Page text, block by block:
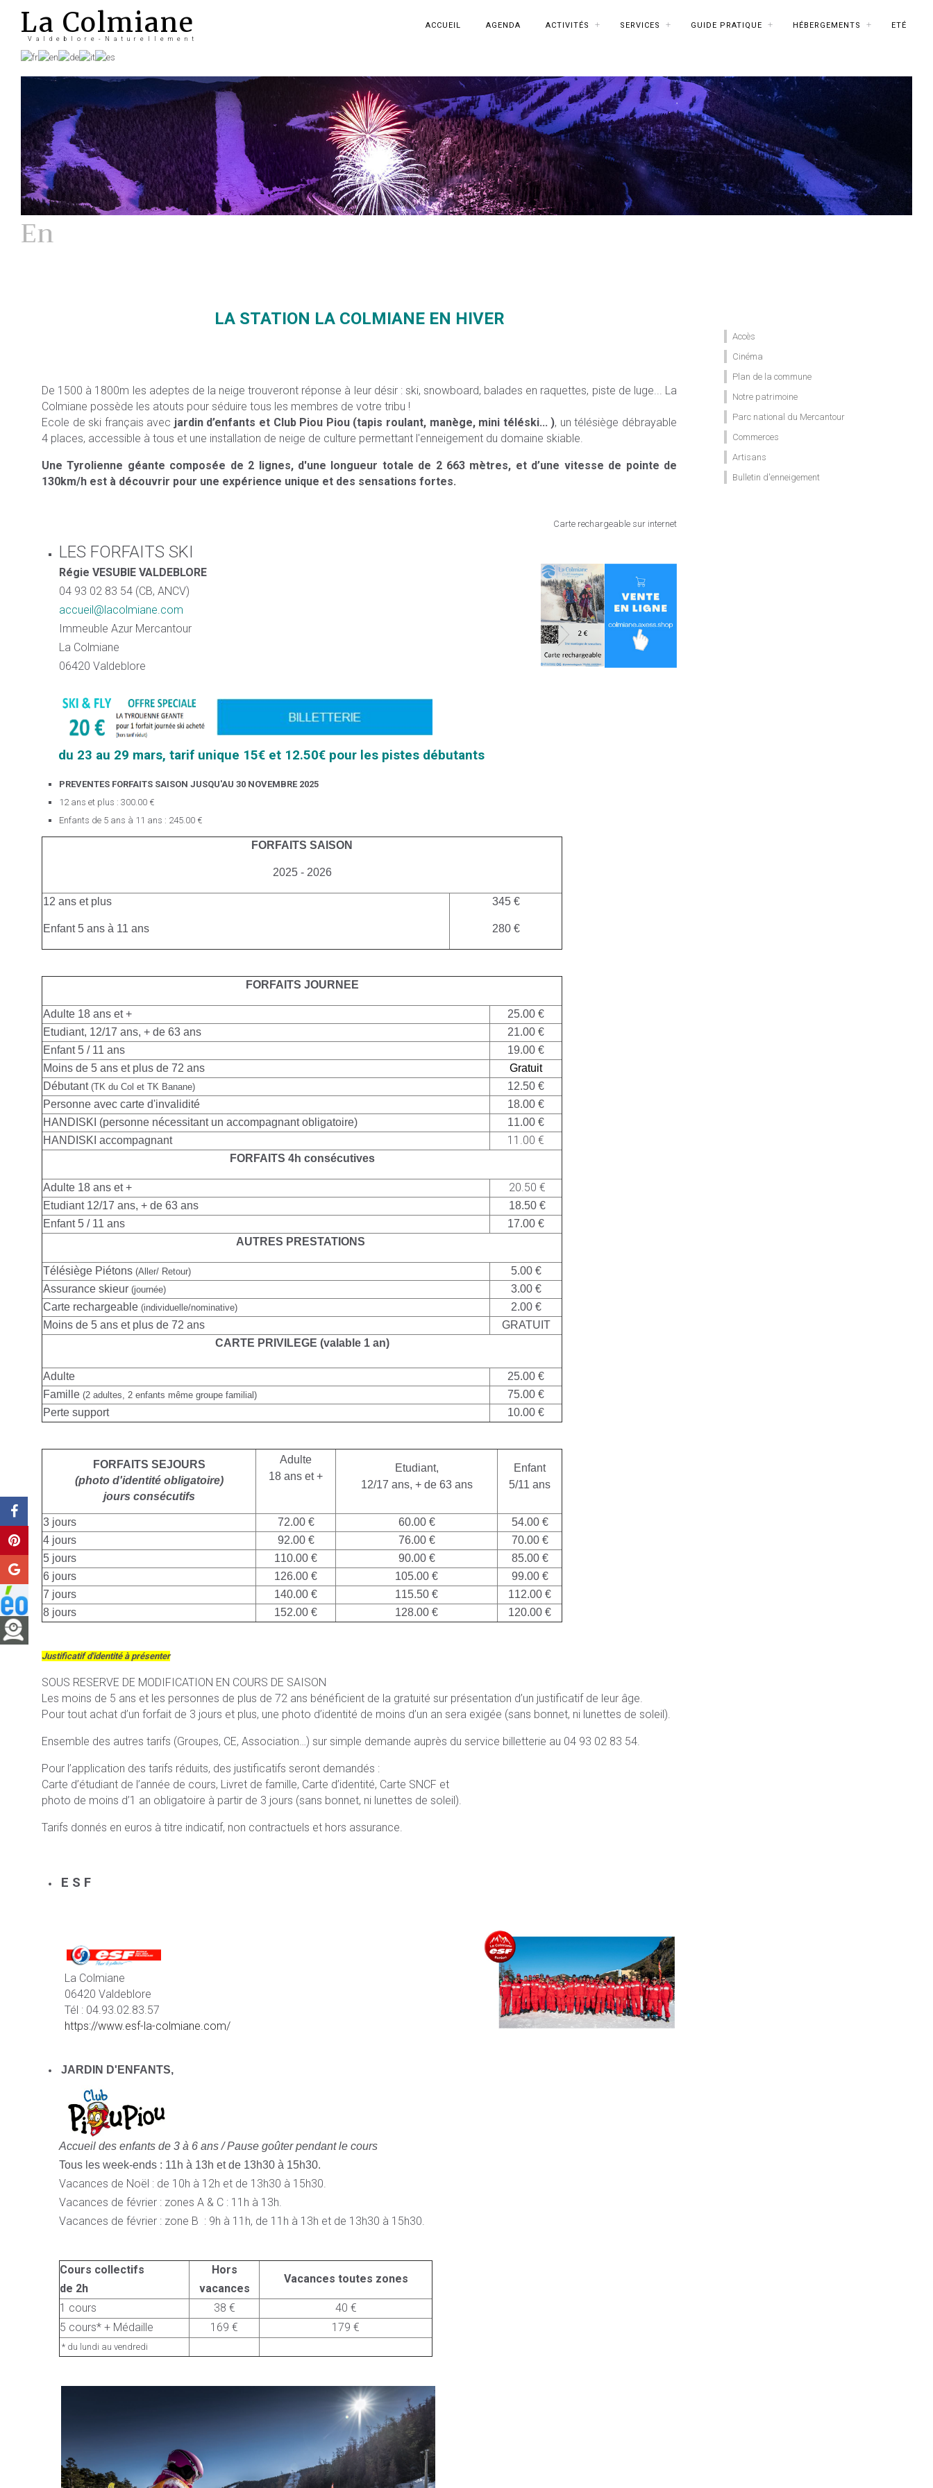
La Colmiane
Valdeblore-Naturellement
ACCUEIL AGENDA ACTIVITÉS SERVICES GUIDE PRATIQUE HÉBERGEMENTS ETÉ
En
Accès
Cinéma
Plan de la commune
Notre patrimoine
Parc national du Mercantour
Commerces
Artisans
Bulletin d'enneigement
LA STATION LA COLMIANE EN HIVER
De 1500 à 1800m les adeptes de la neige trouveront réponse à leur désir : ski, snowboard, balades en raquettes, piste de luge... La
Colmiane possède les atouts pour séduire tous les membres de votre tribu !
Ecole de ski français avec jardin d’enfants et Club Piou Piou (tapis roulant, manège, mini téléski... ), un télésiège débrayable
4 places, accessible à tous et une installation de neige de culture permettant l'enneigement du domaine skiable.
Une Tyrolienne géante composée de 2 lignes, d'une longueur totale de 2 663 mètres, et d’une vitesse de pointe de
130km/h est à découvrir pour une expérience unique et des sensations fortes.
Carte rechargeable sur internet
LES FORFAITS SKI
Régie VESUBIE VALDEBLORE
04 93 02 83 54 (CB, ANCV)
accueil@lacolmiane.com
Immeuble Azur Mercantour
La Colmiane
06420 Valdeblore
du 23 au 29 mars, tarif unique 15€ et 12.50€ pour les pistes débutants
PREVENTES FORFAITS SAISON JUSQU'AU 30 NOVEMBRE 2025
12 ans et plus : 300.00 €
Enfants de 5 ans à 11 ans : 245.00 €
FORFAITS SAISON
2025 - 2026
12 ans et plus
Enfant 5 ans à 11 ans
345 €
280 €
FORFAITS JOURNEE
Adulte 18 ans et +
25.00 €
Etudiant, 12/17 ans, + de 63 ans
21.00 €
Enfant 5 / 11 ans
19.00 €
Moins de 5 ans et plus de 72 ans
Gratuit
Débutant (TK du Col et TK Banane)
12.50 €
Personne avec carte d'invalidité
18.00 €
HANDISKI (personne nécessitant un accompagnant obligatoire)
11.00 €
HANDISKI accompagnant
11.00 €
FORFAITS 4h consécutives
Adulte 18 ans et + 20.50 €
Etudiant 12/17 ans, + de 63 ans
18.50 €
Enfant 5 / 11 ans
17.00 €
AUTRES PRESTATIONS
Télésiège Piétons (Aller/ Retour)
5.00 €
Assurance skieur (journée)
3.00 €
Carte rechargeable (individuelle/nominative)
2.00 €
Moins de 5 ans et plus de 72 ans
GRATUIT
CARTE PRIVILEGE (valable 1 an)
Adulte
25.00 €
Famille (2 adultes, 2 enfants même groupe familial)
75.00 €
Perte support
10.00 €
FORFAITS SEJOURS
(photo d'identité obligatoire)
jours consécutifs
Adulte
18 ans et +
Etudiant,
12/17 ans, + de 63 ans
Enfant
5/11 ans
3 jours 72.00 € 60.00 €
54.00 €
4 jours
92.00 € 76.00 €
70.00 €
5 jours
110.00 € 90.00 €
85.00 €
6 jours
126.00 € 105.00 €
99.00 €
7 jours
140.00 € 115.50 €
112.00 €
8 jours
152.00 € 128.00 € 120.00 €
Justificatif d'identité à présenter
SOUS RESERVE DE MODIFICATION EN COURS DE SAISON
Les moins de 5 ans et les personnes de plus de 72 ans bénéficient de la gratuité sur présentation d’un justificatif de leur âge.
Pour tout achat d’un forfait de 3 jours et plus, une photo d’identité de moins d’un an sera exigée (sans bonnet, ni lunettes de soleil).
Ensemble des autres tarifs (Groupes, CE, Association…) sur simple demande auprès du service billetterie au 04 93 02 83 54.
Pour l’application des tarifs réduits, des justificatifs seront demandés :
Carte d’étudiant de l’année de cours, Livret de famille, Carte d’identité, Carte SNCF et
photo de moins d’1 an obligatoire à partir de 3 jours (sans bonnet, ni lunettes de soleil).
Tarifs donnés en euros à titre indicatif, non contractuels et hors assurance.
E S F
La Colmiane
06420 Valdeblore
Tél : 04.93.02.83.57
https://www.esf-la-colmiane.com/
JARDIN D'ENFANTS,
Accueil des enfants de 3 à 6 ans /Pause goûter pendant le cours
Tous les week-ends : 11h à 13h et de 13h30 à 15h30.
Vacances de Noël : de 10h à 12h et de 13h30 à 15h30.
Vacances de février : zones A & C : 11h à 13h.
Vacances de février : zone B : 9h à 11h, de 11h à 13h et de 13h30 à 15h30.
Cours collectifs
de 2h
Hors
vacances
Vacances toutes zones
1 cours 38 €
40 €
5 cours* + Médaille
169 € 179 €
* du lundi au vendredi